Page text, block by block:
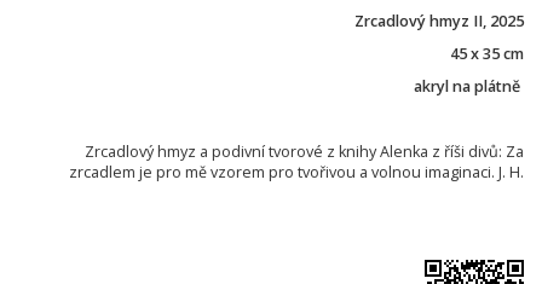
Zrcadlový hmyz II, 2025
45 x 35 cm
akryl na plátně
Zrcadlový hmyz a podivní tvorové z knihy Alenka z říši divů: Za
zrcadlem je pro mě vzorem pro tvořivou a volnou imaginaci. J. H.